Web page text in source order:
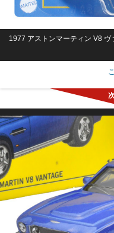
1977 アストンマーティン V8 ヴ